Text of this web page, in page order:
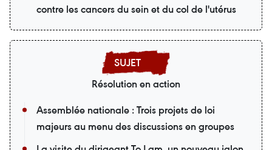
contre les cancers du sein et du col de l'utérus
Résolution en action
Assemblée nationale : Trois projets de loi
majeurs au menu des discussions en groupes